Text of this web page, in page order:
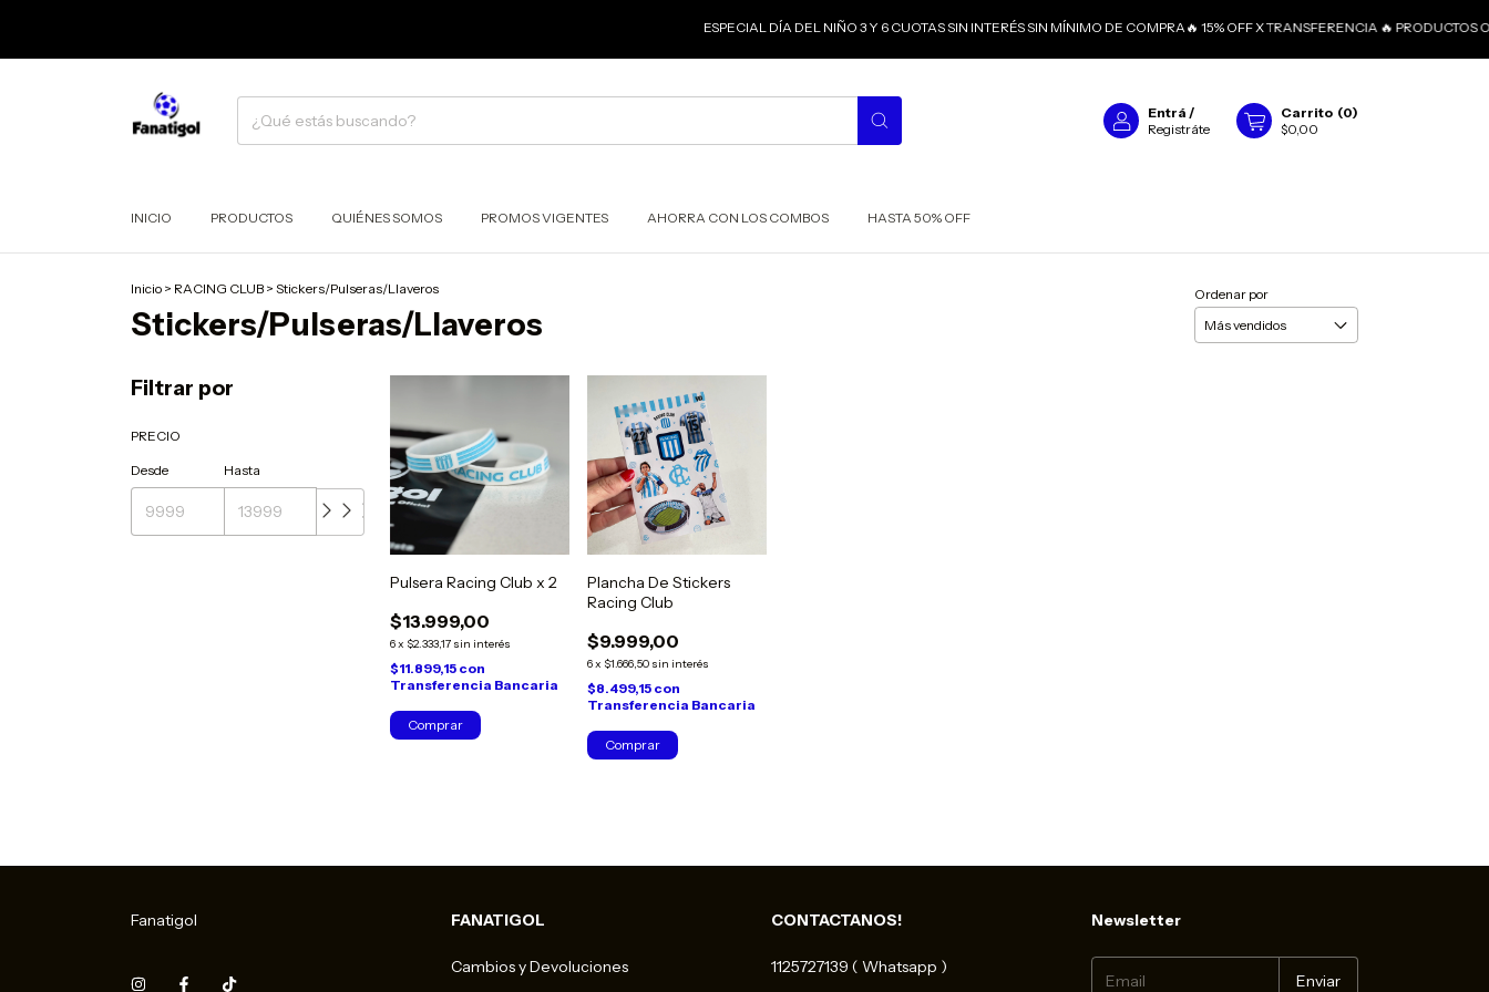
ESPECIAL DÍA DEL NIÑO 3 Y 6 CUOTAS SIN INTERÉS SIN MÍNIMO DE COMPRA🔥 15% OFF X TRANSFERENCIA 🔥 PRODUCTOS
Entrá /
Registráte
Carrito (0)
$0,00
INICIO PRODUCTOS QUIÉNES SOMOS PROMOS VIGENTES AHORRA CON LOS COMBOS HASTA 50% OFF
Inicio > RACING CLUB > Stickers/Pulseras/Llaveros
Stickers/Pulseras/Llaveros
Ordenar por
Filtrar por
PRECIO
Desde Hasta
Pulsera Racing Club x 2
$13.999,00
6x $2.333,17 sin interés
$11.899,15 con
Transferencia Bancaria
Plancha De Stickers
Racing Club
$9.999,00
6x $1.666,50 sin interés
$8.499,15 con
Transferencia Bancaria
Fanatigol FANATIGOL
Cambios y Devoluciones
CONTACTANOS!
1125727139 ( Whatsapp )
Newsletter